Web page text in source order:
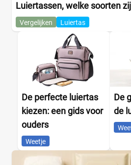
Luiertassen, welke soorten
Vergelijken Luiertas
De perfecte luiertas
kiezen: een gids voor
ouders
Weetje
De
de